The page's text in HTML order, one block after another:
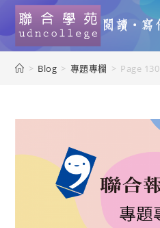
> Blog > 專題專欄 > Page 130